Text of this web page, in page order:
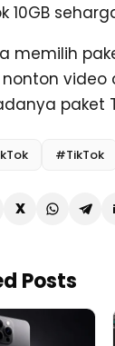
10GB
memilih
video
paket
#TikTok
Posts